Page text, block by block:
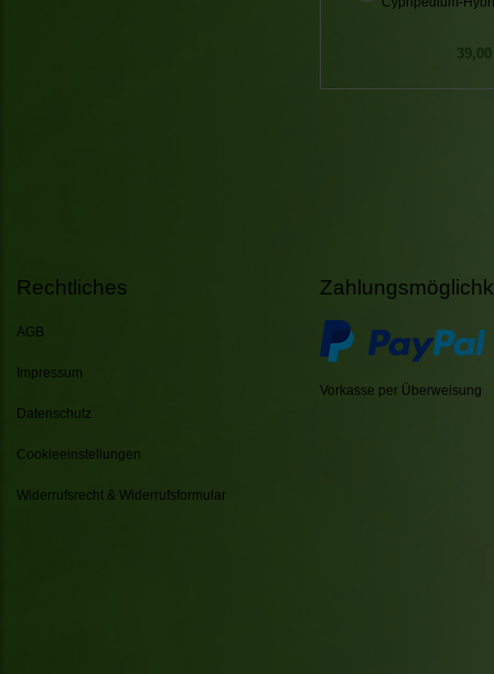
Rechtliches
AGB
Impressum
Datenschutz
Cookieeinstellungen
Widerrufsrecht & Widerrufsformular
Vorkasse per Überweisung